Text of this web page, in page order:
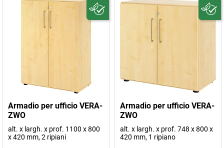
Armadio per ufficio VERA-
ZWO
alt. x largh. x prof. 1100 x 800
x 420 mm, 2 ripiani
Armadio per ufficio VERA-
ZWO
alt. x largh. x prof. 748 x 800 x
420 mm, 1 ripiano